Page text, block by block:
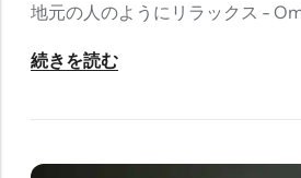
地元の人のようにリラックス -
続きを読む